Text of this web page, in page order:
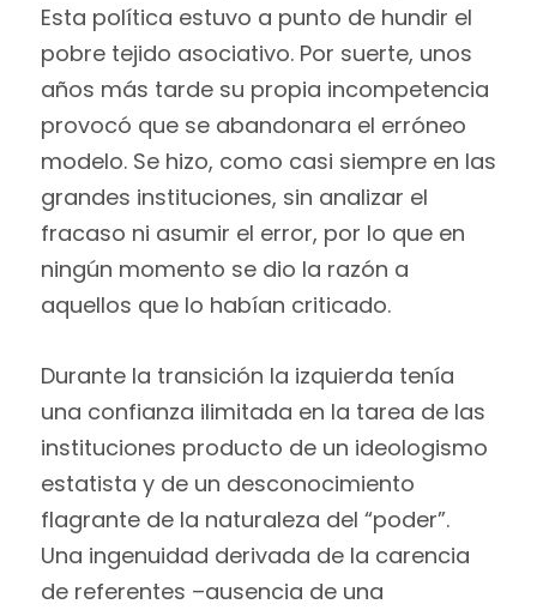
Esta política estuvo a punto de hundir el
pobre tejido asociativo. Por suerte, unos
años más tarde su propia incompetencia
provocó que se abandonara el erróneo
modelo. Se hizo, como casi siempre en las
grandes instituciones, sin analizar el
fracaso ni asumir el error, por lo que en
ningún momento se dio la razón a
aquellos que lo habían criticado.
Durante la transición la izquierda tenía
una confianza ilimitada en la tarea de las
instituciones producto de un ideologismo
estatista y de un desconocimiento
flagrante de la naturaleza del “poder”.
Una ingenuidad derivada de la carencia
de referentes –ausencia de una